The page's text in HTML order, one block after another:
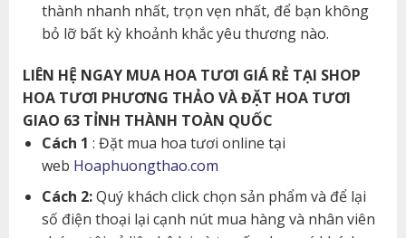
thành nhanh nhất, trọn vẹn nhất, để bạn không
bỏ lỡ bất kỳ khoảnh khắc yêu thương nào.
LIÊN HỆ NGAY MUA HOA TƯƠI GIÁ RẺ TẠI SHOP
HOA TƯƠI PHƯƠNG THẢO VÀ ĐẶT HOA TƯƠI
GIAO 63 TỈNH THÀNH TOÀN QUỐC
Cách 1 : Đặt mua hoa tươi online tại
web Hoaphuongthao.com
Cách 2:Quý khách click chọn sản phẩm và để lại
số điện thoại lại cạnh nút mua hàng và nhân viên